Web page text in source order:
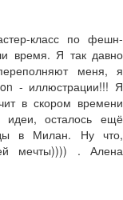
класс по фешн-
время. Я так давно
меня, я
- иллюстрации!!! Я
в скором времени
идеи, осталось ещё
в Милан. Ну что,
мечты)))) . Алена